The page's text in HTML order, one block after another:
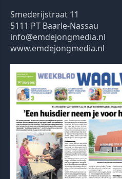
Smederijstraat 11
5111 PT Baarle-Nassau
info@emdejongmedia.nl
www.emdejongmedia.nl